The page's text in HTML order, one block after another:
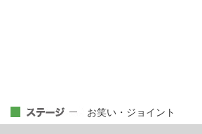
お笑い・ジョイント